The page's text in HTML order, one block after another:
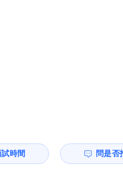
試時間 問是否